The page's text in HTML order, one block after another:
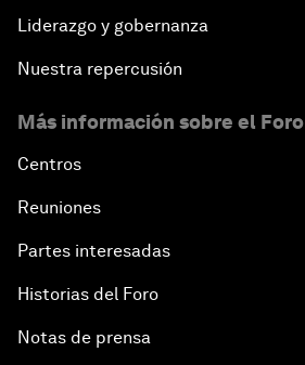
Liderazgo y gobernanza
Nuestra repercusión
Más información sobre el Foro
Centros
Reuniones
Partes interesadas
Historias del Foro
Notas de prensa